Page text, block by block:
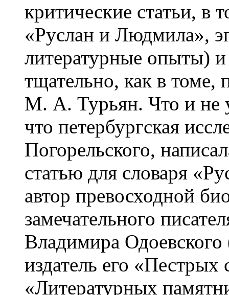
критические статьи, в
«Руслан и Людмила»,
литературные опыты) и
тщательно, как в томе,
М. А. Турьян. Что и не
что петербургская
Погорельского,
статью для словаря
автор превосходной
замечательного
Владимира
издатель его «Пестрых
«Литературных